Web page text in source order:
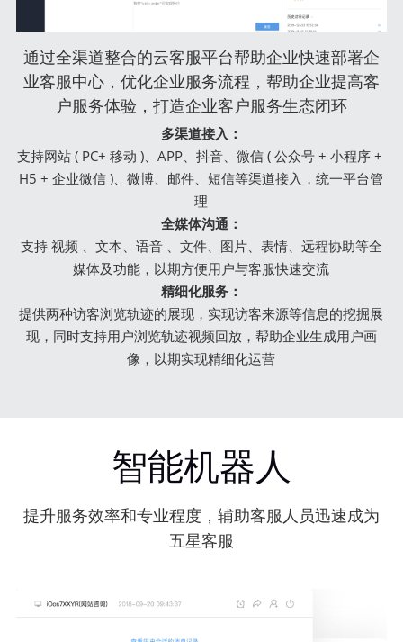
通过全渠道整合的云客服平台帮助企业快速部署企
业客服中心，优化企业服务流程，帮助企业提高客
户服务体验，打造企业客户服务生态闭环
多渠道接入：
支持网站 ( PC+ 移动 )、APP、抖音、微信 ( 公众号 + 小程序 +
H5 + 企业微信 )、微博、邮件、短信等渠道接入，统一平台管
理
全媒体沟通：
支持 视频 、文本、语音 、文件、图片、表情、远程协助等全
媒体及功能，以期方便用户与客服快速交流
精细化服务：
提供两种访客浏览轨迹的展现，实现访客来源等信息的挖掘展
现，同时支持用户浏览轨迹视频回放，帮助企业生成用户画
像，以期实现精细化运营
智能机器人
提升服务效率和专业程度，辅助客服人员迅速成为
五星客服